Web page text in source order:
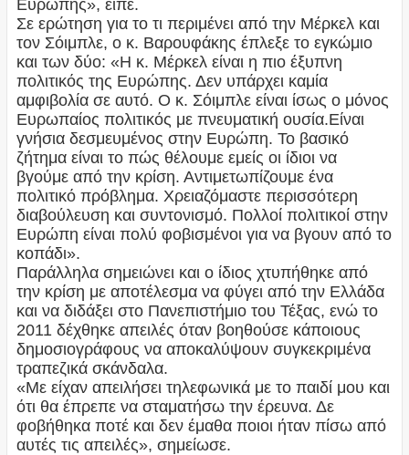
Ευρώπης», είπε.
Σε ερώτηση για το τι περιμένει από την Μέρκελ και
τον Σόιμπλε, ο κ. Βαρουφάκης έπλεξε το εγκώμιο
και των δύο: «Η κ. Μέρκελ είναι η πιο έξυπνη
πολιτικός της Ευρώπης. Δεν υπάρχει καμία
αμφιβολία σε αυτό. Ο κ. Σόιμπλε είναι ίσως ο μόνος
Ευρωπαίος πολιτικός με πνευματική ουσία.Είναι
γνήσια δεσμευμένος στην Ευρώπη. Το βασικό
ζήτημα είναι το πώς θέλουμε εμείς οι ίδιοι να
βγούμε από την κρίση. Αντιμετωπίζουμε ένα
πολιτικό πρόβλημα. Χρειαζόμαστε περισσότερη
διαβούλευση και συντονισμό. Πολλοί πολιτικοί στην
Ευρώπη είναι πολύ φοβισμένοι για να βγουν από το
κοπάδι».
Παράλληλα σημειώνει και ο ίδιος χτυπήθηκε από
την κρίση με αποτέλεσμα να φύγει από την Ελλάδα
και να διδάξει στο Πανεπιστήμιο του Τέξας, ενώ το
2011 δέχθηκε απειλές όταν βοηθούσε κάποιους
δημοσιογράφους να αποκαλύψουν συγκεκριμένα
τραπεζικά σκάνδαλα.
«Με είχαν απειλήσει τηλεφωνικά με το παιδί μου και
ότι θα έπρεπε να σταματήσω την έρευνα. Δε
φοβήθηκα ποτέ και δεν έμαθα ποιοι ήταν πίσω από
αυτές τις απειλές», σημείωσε.